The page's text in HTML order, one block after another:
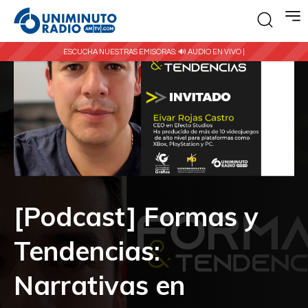
ESCUCHA NUESTRAS EMISORAS: 🔊 AUDIO EN VIVO |
[Podcast] Formas y
Tendencias:
Narrativas en